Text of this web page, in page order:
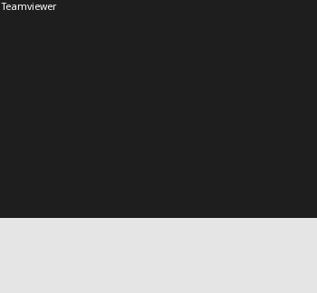
Teamviewer